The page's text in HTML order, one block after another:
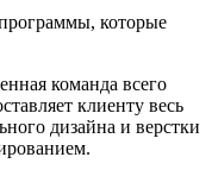
которые
команда всего
клиенту весь
дизайна и верстки